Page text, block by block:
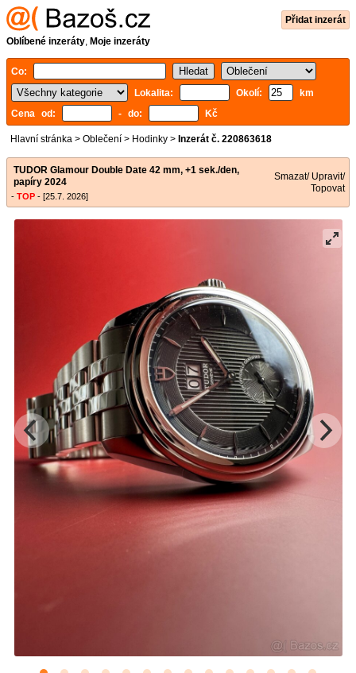
Přidat inzerát
Oblíbené inzeráty, Moje inzeráty
Co:
Lokalita:
Okolí:
km
Cena od:
- do: Kč
Hlavní stránka > Oblečení > Hodinky > Inzerát č. 220863618
TUDOR Glamour Double Date 42 mm, +1 sek./den,
papíry 2024
- TOP - [25.7. 2026]
Smazat/ Upravit/
Topovat